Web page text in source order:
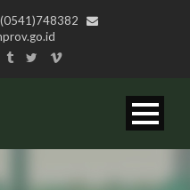
(0541)748382